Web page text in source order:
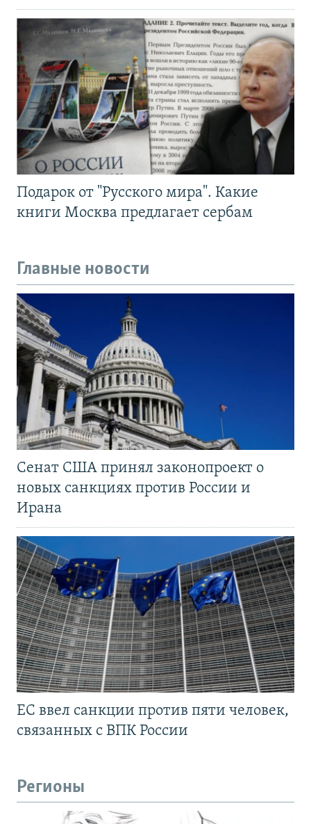
Подарок от "Русского мира". Какие
книги Москва предлагает сербам
Главные новости
Сенат США принял законопроект о
новых санкциях против России и
Ирана
ЕС ввел санкции против пяти человек,
связанных с ВПК России
Регионы